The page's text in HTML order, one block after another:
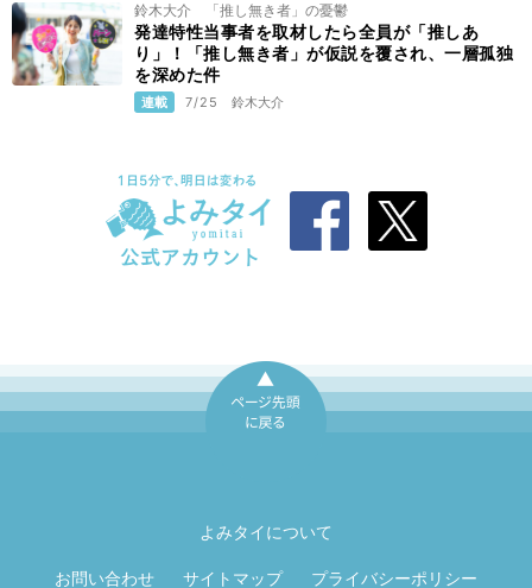
鈴木大介 「推し無き者」の憂鬱
発達特性当事者を取材したら全員が「推しあ
り」！「推し無き者」が仮説を覆され、一層孤独
を深めた件
連載 7/25 鈴木大介
よみタイについて
お問い合わせ サイトマップ プライバシーポリシー